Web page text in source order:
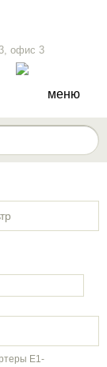
офис 3
меню
Е1-